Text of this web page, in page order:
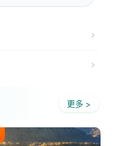
更多 >